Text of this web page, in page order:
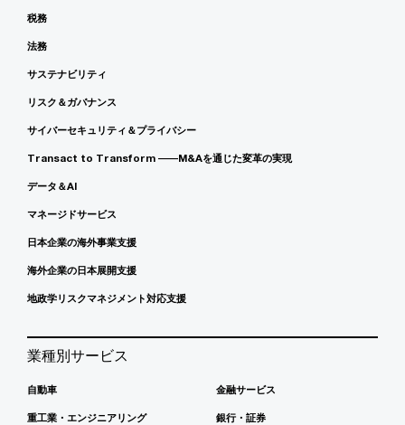
税務
法務
サステナビリティ
リスク＆ガバナンス
サイバーセキュリティ＆プライバシー
Transact to Transform ――M&Aを通じた変革の実現
データ＆AI
マネージドサービス
日本企業の海外事業支援
海外企業の日本展開支援
地政学リスクマネジメント対応支援
業種別サービス
自動車
重工業・エンジニアリング
金融サービス
銀行・証券